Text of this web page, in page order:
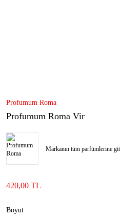
Profumum Roma
Profumum Roma Vir
Markanın tüm parfümlerine git
420,00 TL
Boyut